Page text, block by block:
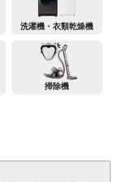
洗濯機・衣類乾燥機
掃除機